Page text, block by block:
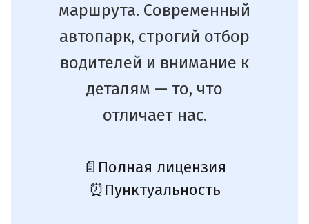
маршрута. Современный
автопарк, строгий отбор
водителей и внимание к
деталям — то, что
отличает нас.
📄 Полная лицензия
⏰Пунктуальность